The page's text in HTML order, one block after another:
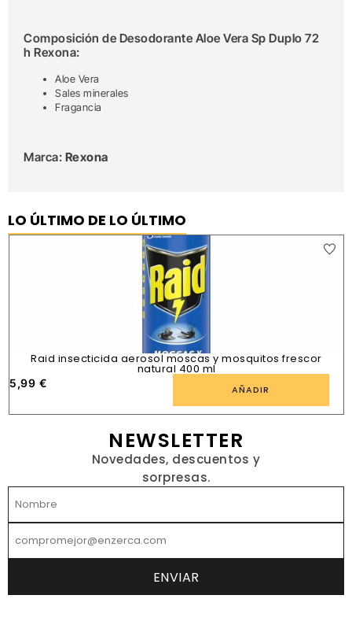
Composición de Desodorante Aloe Vera Sp Duplo 72
h Rexona:
Aloe Vera
Sales minerales
Fragancia
Marca: Rexona
LO ÚLTIMO DE LO ÚLTIMO
Raid insecticida aerosol moscas y mosquitos frescor
natural 400 ml
5,99 € AÑADIR
NEWSLETTER
Novedades, descuentos y
sorpresas.